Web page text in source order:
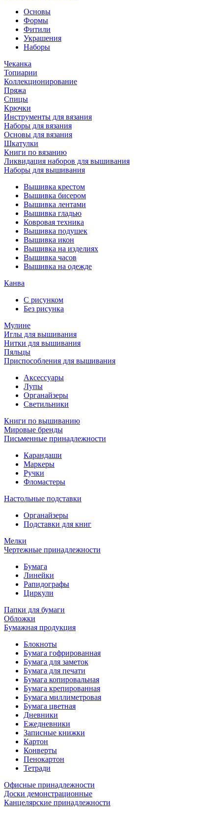
Основы
Формы
Фитили
Украшения
Наборы
Чеканка
Топиарии
Коллекционирование
Пряжа
Спицы
Крючки
Инструменты для вязания
Наборы для вязания
Основы для вязания
Шкатулки
Книги по вязанию
Ликвидация наборов для вышивания
Наборы для вышивания
Вышивка крестом
Вышивка бисером
Вышивка лентами
Вышивка гладью
Ковровая техника
Вышивка подушек
Вышивка икон
Вышивка на изделиях
Вышивка часов
Вышивка на одежде
Канва
С рисунком
Без рисунка
Мулине
Иглы для вышивания
Нитки для вышивания
Пяльцы
Приспособления для вышивания
Аксессуары
Лупы
Органайзеры
Светильники
Книги по вышиванию
Мировые бренды
Письменные принадлежности
Карандаши
Маркеры
Ручки
Фломастеры
Настольные подставки
Органайзеры
Подставки для книг
Мелки
Чертежные принадлежности
Бумага
Линейки
Рапидографы
Циркули
Папки для бумаги
Обложки
Бумажная продукция
Блокноты
Бумага гофрированная
Бумага для заметок
Бумага для печати
Бумага копировальная
Бумага крепированная
Бумага миллиметровая
Бумага цветная
Дневники
Ежедневники
Записные книжки
Картон
Конверты
Пенокартон
Тетради
Офисные принадлежности
Доски демонстрационные
Канцелярские принадлежности